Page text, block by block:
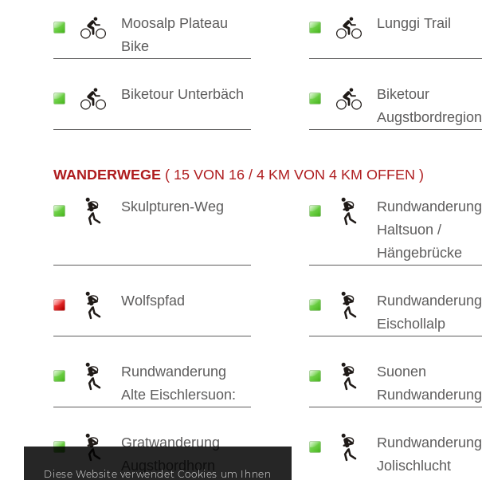
Moosalp Plateau
Bike
Lunggi Trail
Biketour Unterbäch
Biketour
Augstbordregion
WANDERWEGE ( 15 VON 16 / 4 KM VON 4 KM OFFEN )
Skulpturen-Weg
Rundwanderung
Haltsuon /
Hängebrücke
Wolfspfad
Rundwanderung
Eischollalp
Rundwanderung
Alte Eischlersuon:
Suonen
Rundwanderung
Gratwanderung
Augstbordhorn
Rundwanderung
Jolischlucht
Diese Website verwendet Cookies um Ihnen